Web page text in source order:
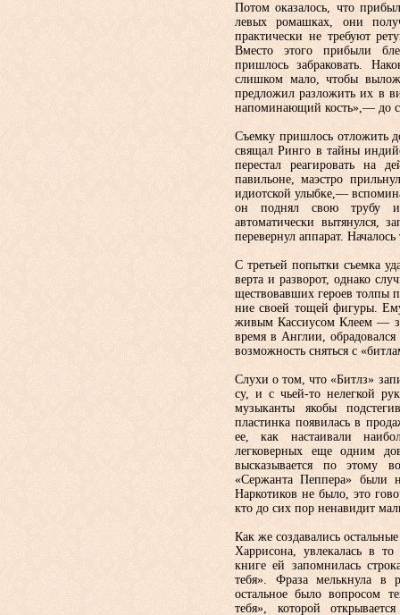
Потом оказалось, что
левых ромашках, они
практи­чески не требуют
Вместо этого прибыли
пришлось забраковать.
слишком мало, чтобы
предложил разложить их в
напоминающий кость»,— до
Съемку пришлось
свящал Ринго в тайны
пере­стал реагировать на
павильоне, маэстро
идиотской улыб­ке,—
он поднял свою трубу и
автоматически вытянулся,
перевернул аппарат.
С третьей попытки съемка
верта и разворот, однако
ществовавших героев толпы
ние своей тощей фигуры.
живым Кассиусом Клеем —
время в Англии,
возможность сняться с
Слухи о том, что «Битлз»
су, и с чьей-то нелегкой
музы­канты якобы
пластинка по­явилась в
ее, как настаи­вали
легковерных еще одним
высказывается по этому
«Сержанта Пеппера» были
Нарко­тиков не было, это
кто до сих пор ненавидит
Как же создавались
Харрисона, увлекалась в
книге ей запомнилась
тебя». Фра­за мелькнула в
остальное было вопро­сом
тебя», которой